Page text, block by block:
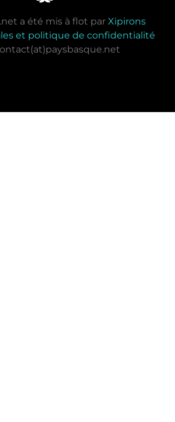
a été mis à flot par Xipirons
et politique de confidentialité